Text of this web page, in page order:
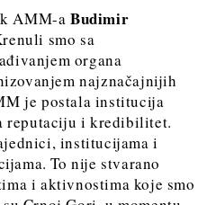
AMM-a Budimir
smo sa
organa
najznačajnijih
je postala institucija
reputaciju i kredibilitet.
institucijama i
To nije stvarano
i aktivnostima koje smo